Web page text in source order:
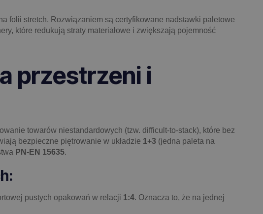
folii stretch. Rozwiązaniem są certyfikowane nadstawki paletowe
które redukują straty materiałowe i zwiększają pojemność
przestrzeni i
towarów niestandardowych (tzw. difficult-to-stack), które bez
bezpieczne piętrowanie w układzie 1+3 (jedna paleta na
PN-EN 15635.
pustych opakowań w relacji 1:4. Oznacza to, że na jednej